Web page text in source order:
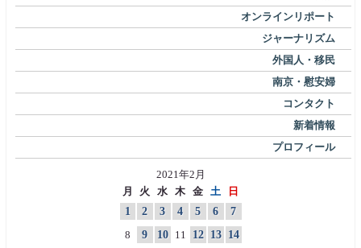
オンラインリポート
ジャーナリズム
外国人・移民
南京・慰安婦
コンタクト
新着情報
プロフィール
2021年2月
月
火 水 木 金 土 日
1 2 3 4 5 6
7
8
9 10 11 12 13
14